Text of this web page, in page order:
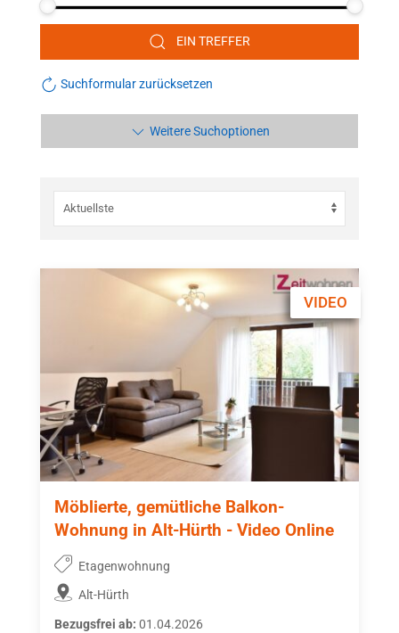
EIN TREFFER
Suchformular zurücksetzen
Weitere Suchoptionen
Möblierte, gemütliche Balkon-
Wohnung in Alt-Hürth - Video Online
Etagenwohnung
Alt-Hürth
Bezugsfrei ab: 01.04.2026
VIDEO